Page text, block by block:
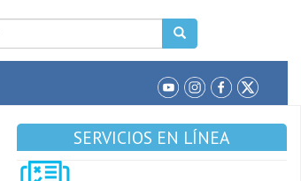
SERVICIOS EN LÍNEA